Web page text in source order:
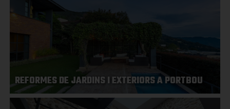
REFORMES DE JARDINS I EXTERIORS A PORTBOU